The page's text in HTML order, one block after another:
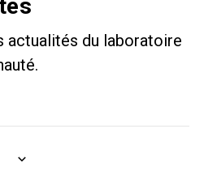
actualités du laboratoire